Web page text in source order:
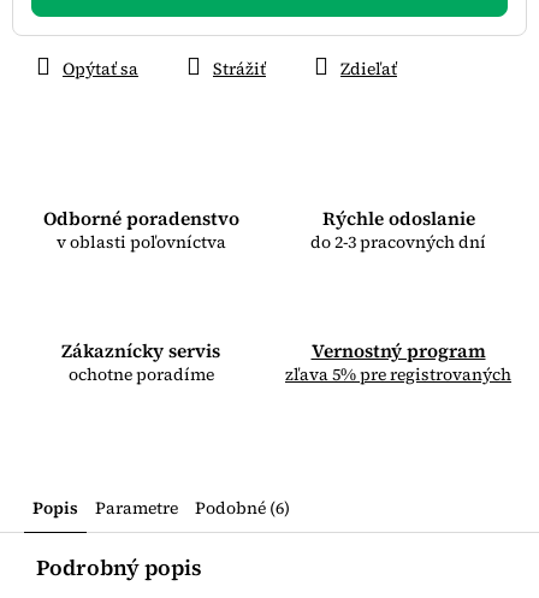
Odborné poradenstvo
v oblasti poľovníctva
Rýchle odoslanie
do 2-3 pracovných dní
Zákaznícky servis
ochotne poradíme
Vernostný program
zľava 5% pre registrovaných
Opýtať sa Strážiť Zdieľať
Popis Parametre Podobné (6)
Podrobný popis